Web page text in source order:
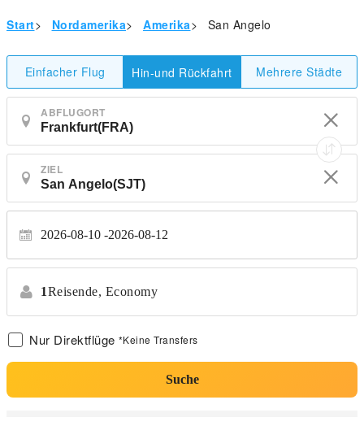
Start> Nordamerika> Amerika> San Angelo
Einfacher Flug Hin-und Rückfahrt Mehrere Städte
ABFLUGORT
ZIEL
2026-08-10 2026-08-12
1Reisende, Economy
Nur Direktflüge *Keine Transfers
Suche